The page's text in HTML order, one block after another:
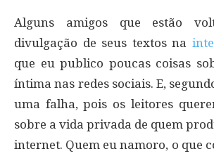
Alguns amigos que estão
divulgação de seus textos na
que eu publico poucas coisas
íntima nas redes sociais. E,
uma falha, pois os leitores
sobre a vida privada de quem
internet. Quem eu namoro, o que